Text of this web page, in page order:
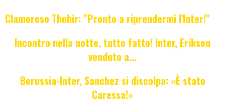
Clamoroso Thohir: "Pronto a riprendermi l'Inter!"
Incontro nella notte, tutto fatto! Inter, Eriksen
venduto a...
Borussia-Inter, Sanchez si discolpa: «È stato
Caressa!»